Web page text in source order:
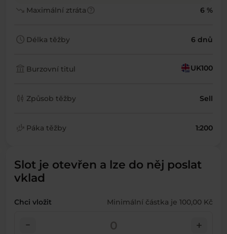
trending_down Maximální ztrátahelp 6 %
schedule Délka těžby 6 dnů
account_balance Burzovní titul UK100
candlestick_chart Způsob těžby Sell
finance_mode Páka těžby 1:200
Slot je otevřen a lze do něj poslat
vklad
Chci vložit Minimální částka je 100,00 Kč
check_indeterminate_small add